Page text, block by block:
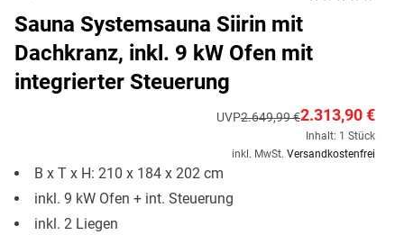
Sauna Systemsauna Siirin mit
Dachkranz, inkl. 9 kW Ofen mit
integrierter Steuerung
UVP2.649,99 €2.313,90 €
Inhalt: 1 Stück
inkl. MwSt. Versandkostenfrei
B x T x H: 210 x 184 x 202 cm
inkl. 9 kW Ofen + int. Steuerung
inkl. 2 Liegen